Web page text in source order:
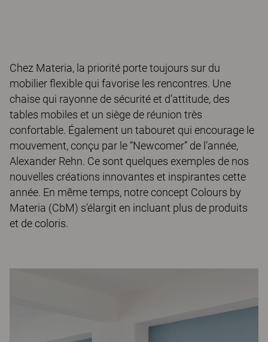
Chez Materia, la priorité porte toujours sur du
mobilier flexible qui favorise les rencontres. Une
chaise qui rayonne de sécurité et d’attitude, des
tables mobiles et un siège de réunion très
confortable. Également un tabouret qui encourage le
mouvement, conçu par le “Newcomer” de l’année,
Alexander Rehn. Ce sont quelques exemples de nos
nouvelles créations innovantes et inspirantes cette
année. En même temps, notre concept Colours by
Materia (CbM) s’élargit en incluant plus de produits
et de coloris.